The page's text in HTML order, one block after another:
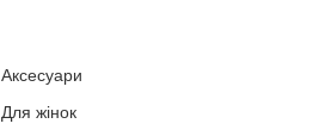
Аксесуари
Для жінок